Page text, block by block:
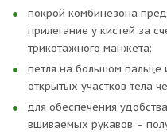
покрой комбинезона
прилегание у кистей за
трикотажного манжета;
петля на большом пальце
открытых участков тела
для обеспечения
вшиваемых рукавов –